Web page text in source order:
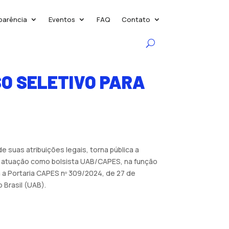
Eventos FAQ Contato
SELETIVO PARA
suas atribuições legais, torna pública a
como bolsista UAB/CAPES, na função
Portaria CAPES nº 309/2024, de 27 de
(UAB).